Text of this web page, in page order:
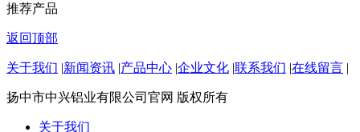
推荐产品
返回顶部
关于我们 |新闻资讯 |产品中心 |企业文化 |联系我们 |在线留言 |
扬中市中兴铝业有限公司官网 版权所有
关于我们